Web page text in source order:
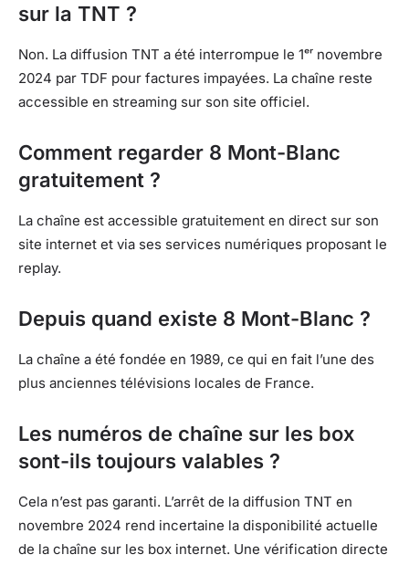
sur la TNT ?
Non. La diffusion TNT a été interrompue le 1ᵉʳ novembre
2024 par TDF pour factures impayées. La chaîne reste
accessible en streaming sur son site officiel.
Comment regarder 8 Mont-Blanc
gratuitement ?
La chaîne est accessible gratuitement en direct sur son
site internet et via ses services numériques proposant le
replay.
Depuis quand existe 8 Mont-Blanc ?
La chaîne a été fondée en 1989, ce qui en fait l’une des
plus anciennes télévisions locales de France.
Les numéros de chaîne sur les box
sont-ils toujours valables ?
Cela n’est pas garanti. L’arrêt de la diffusion TNT en
novembre 2024 rend incertaine la disponibilité actuelle
de la chaîne sur les box internet. Une vérification directe